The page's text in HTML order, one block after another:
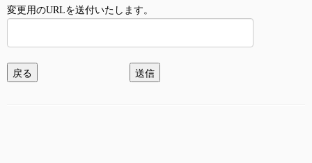
変更用のURLを送付いたします。
戻る 送信